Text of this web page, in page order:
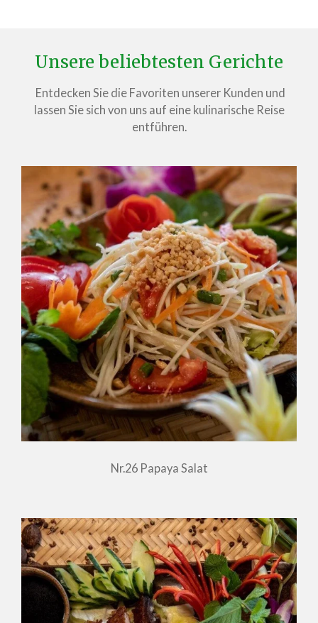
Unsere beliebtesten Gerichte
Entdecken Sie die Favoriten unserer Kunden und
lassen Sie sich von uns auf eine kulinarische Reise
entführen.
Nr.26 Papaya Salat